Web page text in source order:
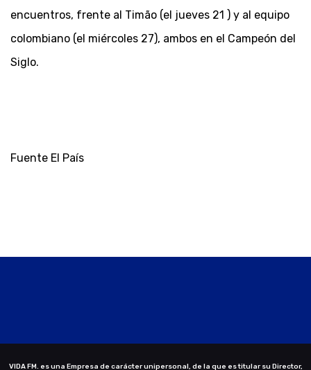
encuentros, frente al Timão (el jueves 21 ) y al equipo
colombiano (el miércoles 27), ambos en el Campeón del
Siglo.
Fuente El País
VIDA FM. es una Empresa de carácter unipersonal, de la que es titular su Director,